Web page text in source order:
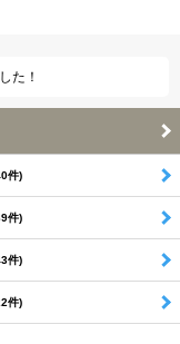
た！
件)
件)
件)
件)